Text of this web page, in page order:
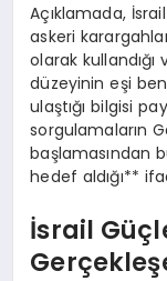
Açıklamada,
askeri
olarak kullandığı
düzeyinin eşi
ulaştığı bilgisi
sorgulamaların
başlamasından
hedef aldığı**
İsrail